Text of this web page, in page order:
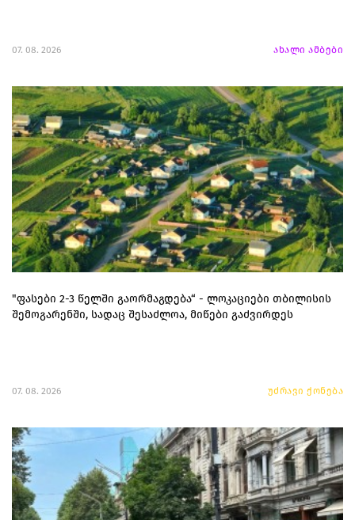
07. 08. 2026 ახალი ამბები
"ფასები 2-3 წელში გაორმაგდება“ - ლოკაციები თბილისის
შემოგარენში, სადაც შესაძლოა, მიწები გაძვირდეს
07. 08. 2026 უძრავი ქონება